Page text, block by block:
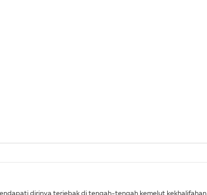
dirinya terjebak di tengah-tengah kemelut